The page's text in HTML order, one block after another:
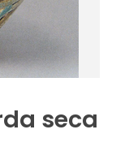
seca